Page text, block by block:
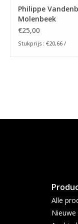
Philippe
Molenbeek
€25,00
Stukprijs : €20,66 /
Alle